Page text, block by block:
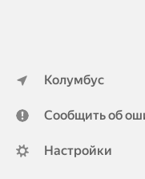
Колумбус
Сообщить об
Настройки